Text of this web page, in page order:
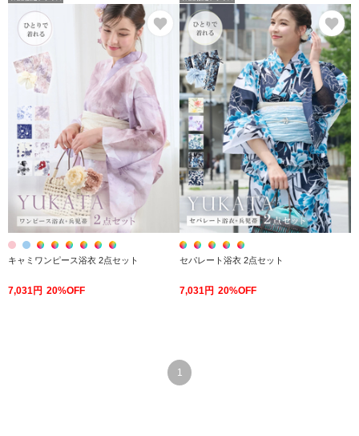
お気に入り
キャミワンピース浴衣 2点セット
7,031円 20%OFF
お
セパレート浴衣 2点セット
7,031円 20%OFF
1